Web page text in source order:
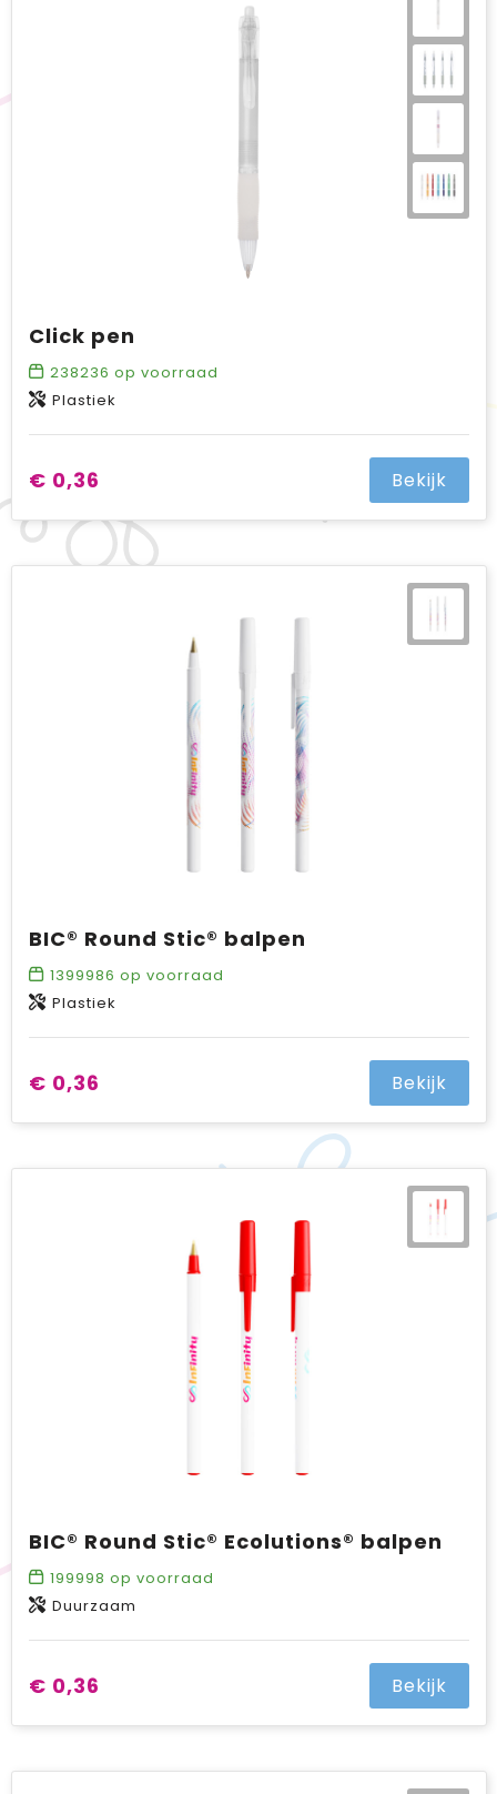
Click pen
238236 op voorraad
Plastiek
€ 0,36 Bekijk
BIC® Round Stic® balpen
1399986 op voorraad
Plastiek
€ 0,36 Bekijk
BIC® Round Stic® Ecolutions® balpen
199998 op voorraad
Duurzaam
€ 0,36 Bekijk